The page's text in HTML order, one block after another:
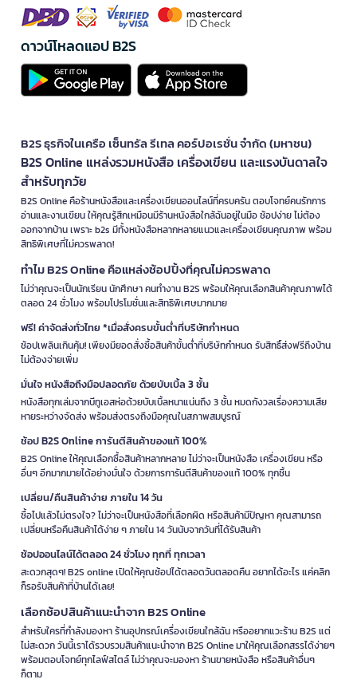
ดาวน์โหลดแอป B2S
B2S ธุรกิจในเครือ เซ็นทรัล รีเทล คอร์ปอเรชั่น จำกัด (มหาชน)
B2S Online แหล่งรวมหนังสือ เครื่องเขียน และแรงบันดาลใจ
สำหรับทุกวัย
B2S Online คือร้านหนังสือและเครื่องเขียนออนไลน์ที่ครบครัน ตอบโจทย์คนรักการ
อ่านและงานเขียน ให้คุณรู้สึกเหมือนมีร้านหนังสือใกล้ฉันอยู่ในมือ ช้อปง่าย ไม่ต้อง
ออกจากบ้าน เพราะ b2s มีทั้งหนังสือหลากหลายแนวและเครื่องเขียนคุณภาพ พร้อม
สิทธิพิเศษที่ไม่ควรพลาด!
ทำไม B2S Online คือแหล่งช้อปปิ้งที่คุณไม่ควรพลาด
ไม่ว่าคุณจะเป็นนักเรียน นักศึกษา คนทำงาน B2S พร้อมให้คุณเลือกสินค้าคุณภาพได้
ตลอด 24 ชั่วโมง พร้อมโปรโมชั่นและสิทธิพิเศษมากมาย
ฟรี! ค่าจัดส่งทั่วไทย *เมื่อสั่งครบขั้นต่ำที่บริษัทกำหนด
ช้อปเพลินเกินคุ้ม! เพียงมียอดสั่งซื้อสินค้าขั้นต่ำที่บริษัทกำหนด รับสิทธิ์ส่งฟรีถึงบ้าน
ไม่ต้องจ่ายเพิ่ม
มั่นใจ หนังสือถึงมือปลอดภัย ด้วยบับเบิ้ล 3 ชั้น
หนังสือทุกเล่มจากบีทูเอสห่อด้วยบับเบิ้ลหนาแน่นถึง 3 ชั้น หมดกังวลเรื่องความเสีย
หายระหว่างจัดส่ง พร้อมส่งตรงถึงมือคุณในสภาพสมบูรณ์
ช้อป B2S Online การันตีสินค้าของแท้ 100%
B2S Online ให้คุณเลือกซื้อสินค้าหลากหลาย ไม่ว่าจะเป็นหนังสือ เครื่องเขียน หรือ
อื่นๆ อีกมากมายได้อย่างมั่นใจ ด้วยการการันตีสินค้าของแท้ 100% ทุกชิ้น
เปลี่ยน/คืนสินค้าง่าย ภายใน 14 วัน
ซื้อไปแล้วไม่ตรงใจ? ไม่ว่าจะเป็นหนังสือที่เลือกผิด หรือสินค้ามีปัญหา คุณสามารถ
เปลี่ยนหรือคืนสินค้าได้ง่าย ๆ ภายใน 14 วันนับจากวันที่ได้รับสินค้า
ช้อปออนไลน์ได้ตลอด 24 ชั่วโมง ทุกที่ ทุกเวลา
สะดวกสุดๆ! B2S online เปิดให้คุณช้อปได้ตลอดวันตลอดคืน อยากได้อะไร แค่คลิก
ก็รอรับสินค้าที่บ้านได้เลย!
เลือกช้อปสินค้าแนะนำจาก B2S Online
สำหรับใครที่กำลังมองหา ร้านอุปกรณ์เครื่องเขียนใกล้ฉัน หรืออยากแวะร้าน B2S แต่
ไม่สะดวก วันนี้เราได้รวบรวมสินค้าแนะนำจาก B2S Online มาให้คุณเลือกสรรได้ง่ายๆ
พร้อมตอบโจทย์ทุกไลฟ์สไตล์ ไม่ว่าคุณจะมองหา ร้านขายหนังสือ หรือสินค้าอื่นๆ
ก็ตาม